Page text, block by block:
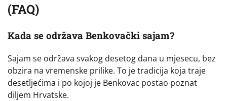
(FAQ)
Kada se održava Benkovački sajam?
Sajam se održava svakog desetog dana u mjesecu, bez
obzira na vremenske prilike. To je tradicija koja traje
desetljećima i po kojoj je Benkovac postao poznat
diljem Hrvatske.